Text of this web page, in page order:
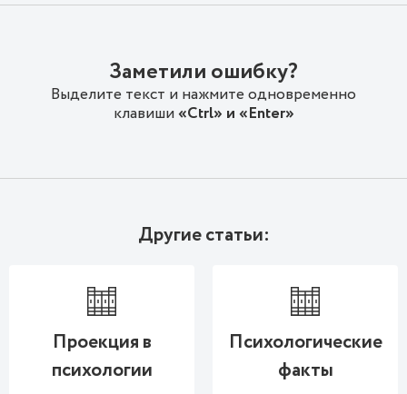
Заметили ошибку?
Выделите текст и нажмите одновременно
клавиши«Ctrl» и «Enter»
Другие статьи:
Проекция в
психологии
Психологические
факты